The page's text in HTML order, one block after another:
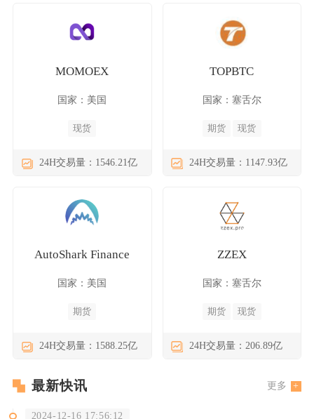
MOMOEX
国家：美国
现货
24H交易量：1546.21亿
TOPBTC
国家：塞舌尔
期货 现货
24H交易量：1147.93亿
AutoShark Finance
国家：美国
期货
24H交易量：1588.25亿
ZZEX
国家：塞舌尔
期货 现货
24H交易量：206.89亿
最新快讯 更多
2024-12-16 17:56:12